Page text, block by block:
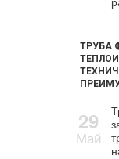
ТРУБА
29
Май